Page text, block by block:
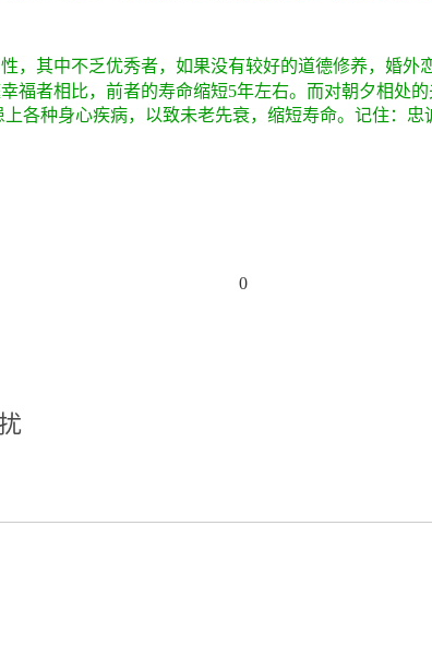
，其中不乏优秀者，如果没有较好的道德修养，婚外
福者相比，前者的寿命缩短5年左右。而对朝夕相处
各种身心疾病，以致未老先衰，缩短寿命。记住：忠
0